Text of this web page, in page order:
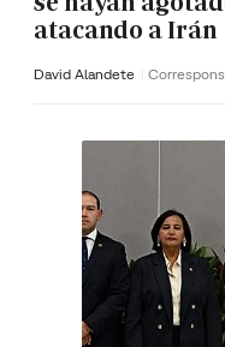
atacando a Irán
David Alandete